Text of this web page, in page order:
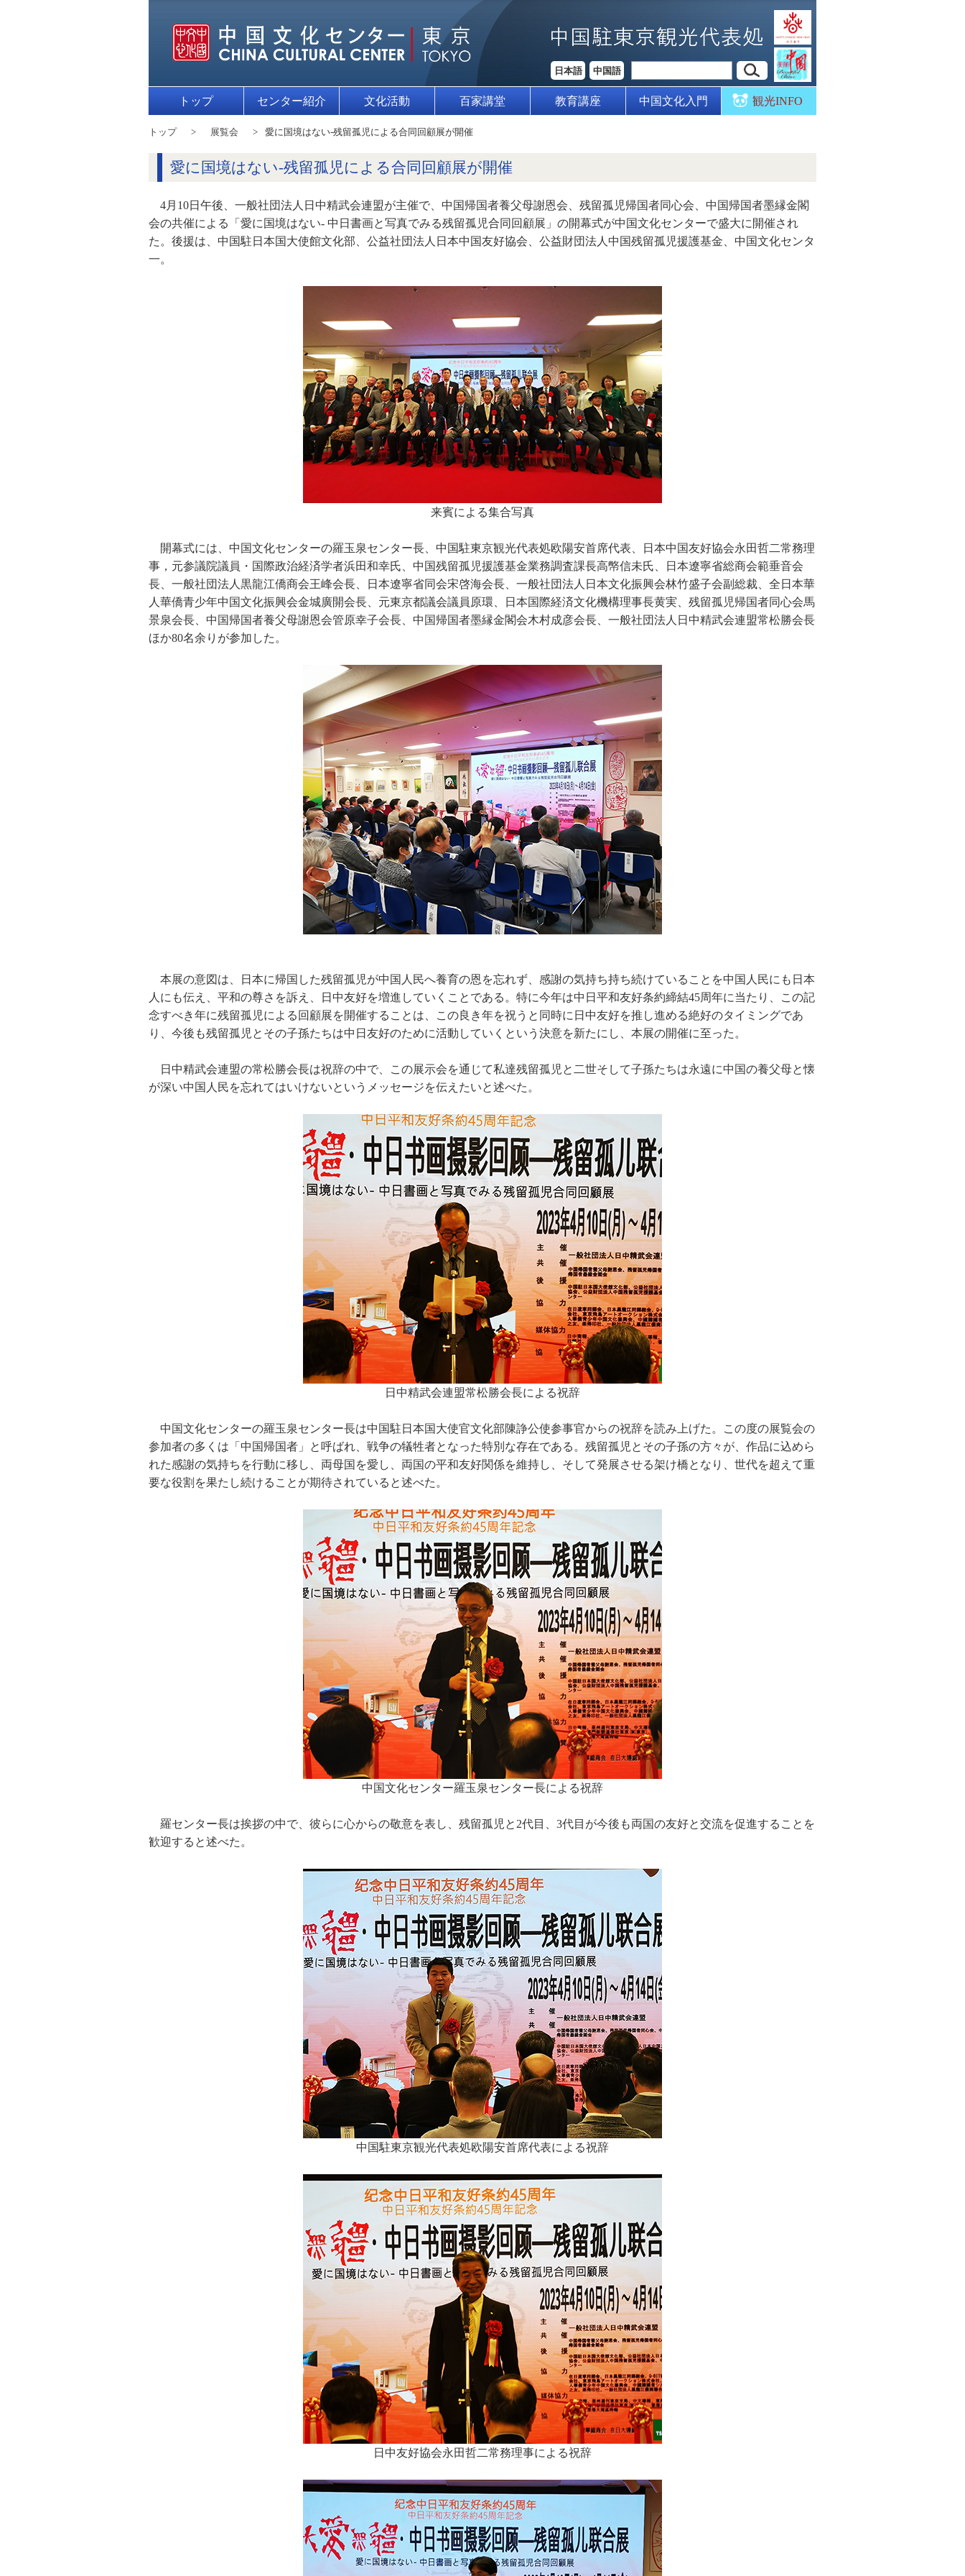
日本語 中国語
トップ センター紹介 文化活動 百家講堂 教育講座 中国文化入門 観光INFO
トップ 展覧会 愛に国境はない-残留孤児による合同回顧展が開催
愛に国境はない-残留孤児による合同回顧展が開催
4月10日午後、一般社団法人日中精武会連盟が主催で、中国帰国者養父母謝恩会、残留孤児帰国者同心会、中国帰国者墨縁金閣
会の共催による「愛に国境はない- 中日書画と写真でみる残留孤児合同回顧展」の開幕式が中国文化センターで盛大に開催され
た。後援は、中国駐日本国大使館文化部、公益社団法人日本中国友好協会、公益財団法人中国残留孤児援護基金、中国文化センタ
一。
来賓による集合写真
開幕式には、中国文化センターの羅玉泉センター長、中国駐東京観光代表処欧陽安首席代表、日本中国友好協会永田哲二常務理
事，元参議院議員・国際政治経済学者浜田和幸氏、中国残留孤児援護基金業務調査課長高幤信未氏、日本遼寧省総商会範垂音会
長、一般社団法人黒龍江僑商会王峰会長、日本遼寧省同会宋啓海会長、一般社団法人日本文化振興会林竹盛子会副総裁、全日本華
人華僑青少年中国文化振興会金城廣開会長、元東京都議会議員原環、日本国際経済文化機構理事長黄実、残留孤児帰国者同心会馬
景泉会長、中国帰国者養父母謝恩会管原幸子会長、中国帰国者墨縁金閣会木村成彦会長、一般社団法人日中精武会連盟常松勝会長
ほか80名余りが参加した。
本展の意図は、日本に帰国した残留孤児が中国人民へ養育の恩を忘れず、感謝の気持ち持ち続けていることを中国人民にも日本
人にも伝え、平和の尊さを訴え、日中友好を増進していくことである。特に今年は中日平和友好条約締結45周年に当たり、この記
念すべき年に残留孤児による回顧展を開催することは、この良き年を祝うと同時に日中友好を推し進める絶好のタイミングであ
り、今後も残留孤児とその子孫たちは中日友好のために活動していくという決意を新たにし、本展の開催に至った。
日中精武会連盟の常松勝会長は祝辞の中で、この展示会を通じて私達残留孤児と二世そして子孫たちは永遠に中国の養父母と懐
が深い中国人民を忘れてはいけないというメッセージを伝えたいと述べた。
日中精武会連盟常松勝会長による祝辞
中国文化センターの羅玉泉センター長は中国駐日本国大使官文化部陳諍公使参事官からの祝辞を読み上げた。この度の展覧会の
参加者の多くは「中国帰国者」と呼ばれ、戦争の犠牲者となった特別な存在である。残留孤児とその子孫の方々が、作品に込めら
れた感謝の気持ちを行動に移し、両母国を愛し、両国の平和友好関係を維持し、そして発展させる架け橋となり、世代を超えて重
要な役割を果たし続けることが期待されていると述べた。
中国文化センター羅玉泉センター長による祝辞
羅センター長は挨拶の中で、彼らに心からの敬意を表し、残留孤児と2代目、3代目が今後も両国の友好と交流を促進することを
歓迎すると述べた。
中国駐東京観光代表処欧陽安首席代表による祝辞
日中友好協会永田哲二常務理事による祝辞